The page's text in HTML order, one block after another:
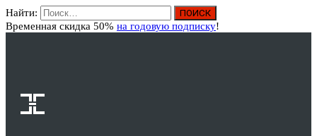
Найти:
Временная скидка 50% на годовую подписку!